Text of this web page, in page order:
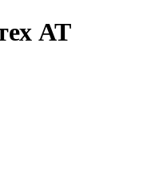
АТ